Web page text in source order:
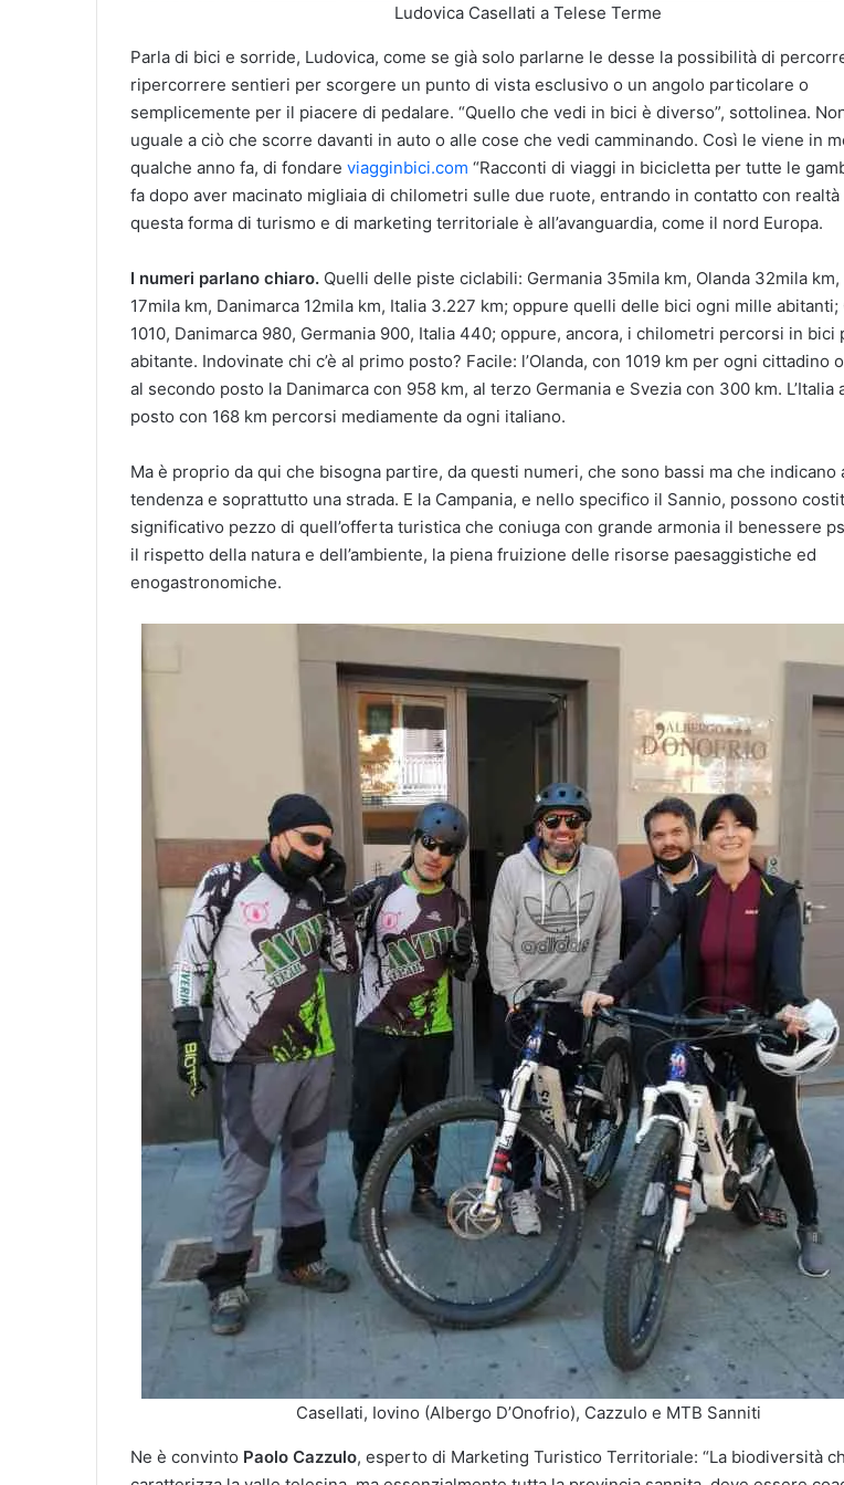
Ludovica Casellati a Telese Terme
Parla di bici e sorride, Ludovica, come se già solo parlarne le desse la possibilità di
ripercorrere sentieri per scorgere un punto di vista esclusivo o un angolo particolare o
semplicemente per il piacere di pedalare. “Quello che vedi in bici è diverso”, sottolinea.
uguale a ciò che scorre davanti in auto o alle cose che vedi camminando. Così le viene in
qualche anno fa, di fondare viagginbici.com “Racconti di viaggi in bicicletta per tutte le
fa dopo aver macinato migliaia di chilometri sulle due ruote, entrando in contatto con realtà
questa forma di turismo e di marketing territoriale è all’avanguardia, come il nord Europa.
I numeri parlano chiaro. Quelli delle piste ciclabili: Germania 35mila km, Olanda 32mila
17mila km, Danimarca 12mila km, Italia 3.227 km; oppure quelli delle bici ogni mille abitanti;
1010, Danimarca 980, Germania 900, Italia 440; oppure, ancora, i chilometri percorsi in bici
abitante. Indovinate chi c’è al primo posto? Facile: l’Olanda, con 1019 km per ogni cittadino
al secondo posto la Danimarca con 958 km, al terzo Germania e Svezia con 300 km. L’Italia
posto con 168 km percorsi mediamente da ogni italiano.
Ma è proprio da qui che bisogna partire, da questi numeri, che sono bassi ma che indicano
tendenza e soprattutto una strada. E la Campania, e nello specifico il Sannio, possono
significativo pezzo di quell’offerta turistica che coniuga con grande armonia il benessere
il rispetto della natura e dell’ambiente, la piena fruizione delle risorse paesaggistiche ed
enogastronomiche.
Casellati, Iovino (Albergo D’Onofrio), Cazzulo e MTB Sanniti
Ne è convinto Paolo Cazzulo, esperto di Marketing Turistico Territoriale: “La biodiversità